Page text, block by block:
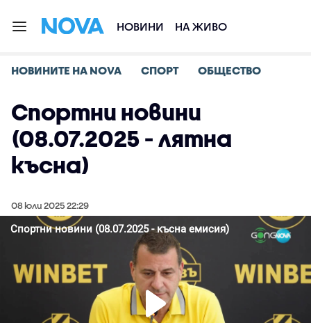
НОВИНИ НА ЖИВО
НОВИНИТЕ НА NOVA СПОРТ ОБЩЕСТВО
Спортни новини
(08.07.2025 - лятна
късна)
08 юли 2025 22:29